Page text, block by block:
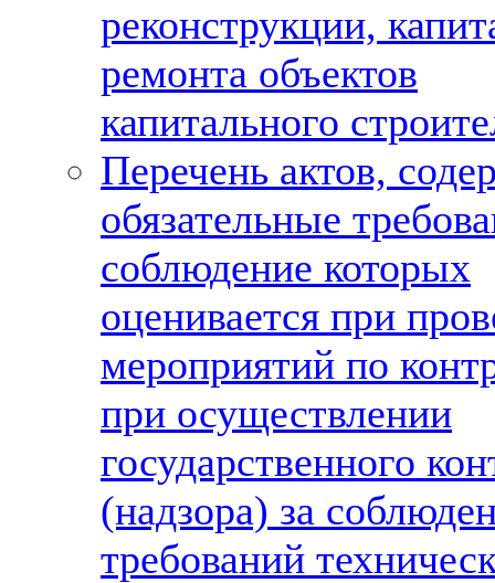
реконструкции,
ремонта объектов
капитального
Перечень актов,
обязательные
соблюдение которых
оценивается при
мероприятий по
при осуществлении
государственного
(надзора) за
требований